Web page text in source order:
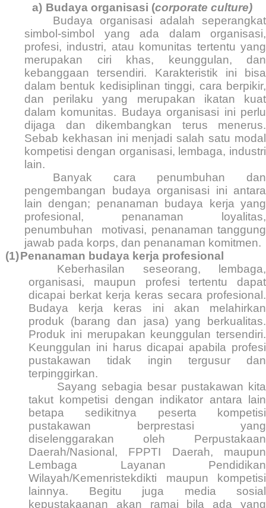
a) Budaya organisasi (corporate culture)
Budaya organisasi adalah seperangkat
simbol-simbol yang ada dalam organisasi,
profesi, industri, atau komunitas tertentu yang
merupakan ciri khas, keunggulan, dan
kebanggaan tersendiri. Karakteristik ini bisa
dalam bentuk kedisiplinan tinggi, cara berpikir,
dan perilaku yang merupakan ikatan kuat
dalam komunitas. Budaya organisasi ini perlu
dijaga dan dikembangkan terus menerus.
Sebab kekhasan ini menjadi salah satu modal
kompetisi dengan organisasi, lembaga, industri
lain.
Banyak cara penumbuhan dan
pengembangan budaya organisasi ini antara
lain dengan; penanaman budaya kerja yang
profesional, penanaman loyalitas,
penumbuhan
motivasi, penanaman tanggung
jawab pada korps, dan penanaman komitmen.
(1)Penanaman budaya kerja profesional
Keberhasilan seseorang, lembaga,
organisasi, maupun profesi tertentu dapat
dicapai berkat kerja keras secara profesional.
Budaya kerja keras ini akan melahirkan
produk (barang dan jasa) yang berkualitas.
Produk ini merupakan keunggulan tersendiri.
Keunggulan ini harus dicapai apabila profesi
pustakawan tidak ingin tergusur dan
terpinggirkan.
Sayang sebagia besar pustakawan kita
takut kompetisi dengan indikator antara lain
betapa sedikitnya peserta kompetisi
pustakawan berprestasi yang
diselenggarakan oleh Perpustakaan
Daerah/Nasional, FPPTI Daerah, maupun
Lembaga Layanan Pendidikan
Wilayah/Kemenristekdikti maupun kompetisi
lainnya. Begitu juga media sosial
kepustakaanan akan ramai bila ada yang